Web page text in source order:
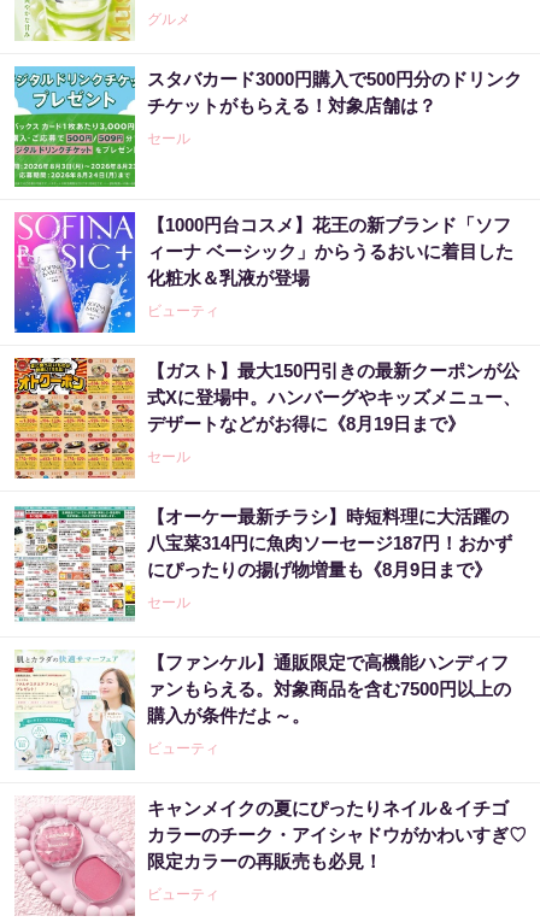
グルメ
スタバカード3000円購入で500円分のドリンク
チケットがもらえる！対象店舗は？
セール
【1000円台コスメ】花王の新ブランド「ソフ
ィーナ ベーシック」からうるおいに着目した
化粧水＆乳液が登場
ビューティ
【ガスト】最大150円引きの最新クーポンが公
式Xに登場中。ハンバーグやキッズメニュー、
デザートなどがお得に《8月19日まで》
セール
【オーケー最新チラシ】時短料理に大活躍の
八宝菜314円に魚肉ソーセージ187円！おかず
にぴったりの揚げ物増量も《8月9日まで》
セール
【ファンケル】通販限定で高機能ハンディフ
ァンもらえる。対象商品を含む7500円以上の
購入が条件だよ～。
ビューティ
キャンメイクの夏にぴったりネイル＆イチゴ
カラーのチーク・アイシャドウがかわいすぎ♡
限定カラーの再販売も必見！
ビューティ